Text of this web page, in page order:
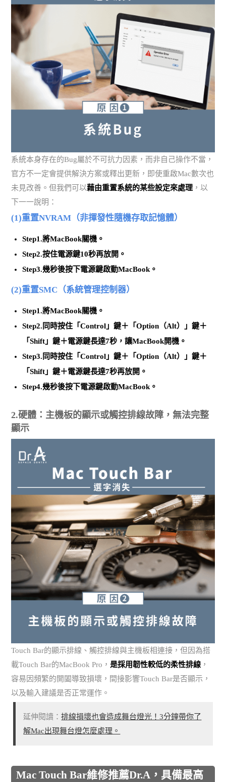
系統本身存在的Bug屬於不可抗力因素，而非自己操作不當，
官方不一定會提供解決方案或釋出更新，即使重啟Mac數次也
未見改善。但我們可以藉由重置系統的某些設定來處理 ，以
下一一說明：
(1)重置NVRAM（非揮發性隨機存取記憶體）
Step1.將MacBook關機。
Step2.按住電源鍵10秒再放開。
Step3.幾秒後按下電源鍵啟動MacBook。
(2)重置SMC（系統管理控制器）
Step1.將MacBook關機。
Step2.同時按住「Control」鍵＋「Option（Alt）」鍵＋
「Shift」鍵＋電源鍵長達7秒，讓MacBook開機。
Step3.同時按住「Control」鍵＋「Option（Alt）」鍵＋
「Shift」鍵＋電源鍵長達7秒再放開。
Step4.幾秒後按下電源鍵啟動MacBook。
2.硬體：主機板的顯示或觸控排線故障，無法完整
顯示
Touch Bar的顯示排線、觸控排線與主機板相連接，但因為搭
載Touch Bar的MacBook Pro，是採用韌性較低的柔性排線 ，
容易因頻繁的開闔導致損壞，間接影響Touch Bar是否顯示，
以及輸入建議是否正常運作。
延伸閱讀：排線損壞也會造成舞台燈光！3分鐘帶你了
解Mac出現舞台燈怎麼處理。
Mac Touch Bar維修推薦Dr.A，具備最高